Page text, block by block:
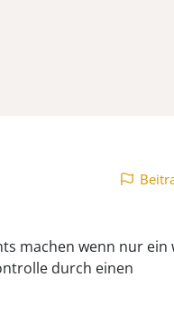
machen wenn nur ein
durch einen